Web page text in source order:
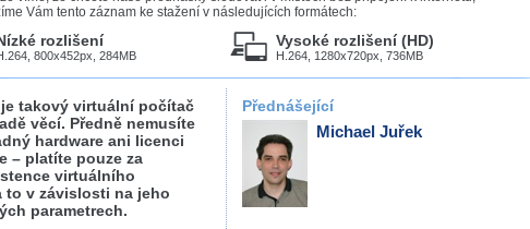
Vám tento záznam ke stažení v následujících formátech:
rozlišení
800x452px, 284MB
Vysoké rozlišení (HD)
H.264, 1280x720px, 736MB
je takový virtuální počítač
věcí. Předně nemusíte
hardware ani licenci
– platíte pouze za
virtuálního
to v závislosti na jeho
parametrech.
Přednášející
Michael Juřek